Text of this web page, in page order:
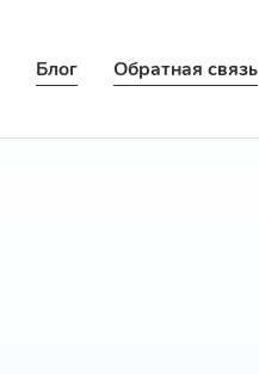
Блог Обратная связь